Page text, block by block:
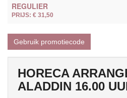
REGULIER
PRIJS: € 31,50
Gebruik promotiecode
HORECA
ALADDIN 16.00